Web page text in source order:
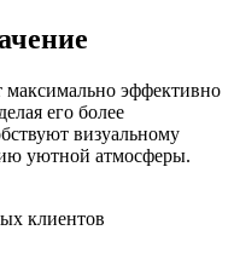
эффективно
его более
визуальному
уютной атмосферы.
клиентов